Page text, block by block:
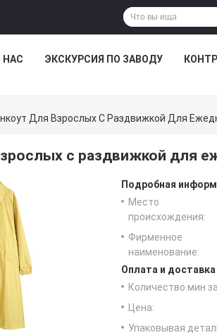
НАС ЭКСКУРСИЯ ПО ЗАВОДУ
Для Взрослых С Раздвижкой Для
с раздвижкой для
Подробная
Место
происхождения:
Фирменное
наименование:
Оплата и
Количество мин
Цена:
Упаковывая